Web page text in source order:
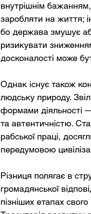
внутрішнім
заробляти на життя;
бо держава змушує
ризикувати
досконалості може
Однак існує також
людську природу.
формами діяльності
та автентичністю.
рабської праці,
передумовою
Різниця полягає в
громадянської
пізніших етапах